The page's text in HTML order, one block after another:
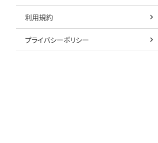
利用規約
プライバシーポリシー